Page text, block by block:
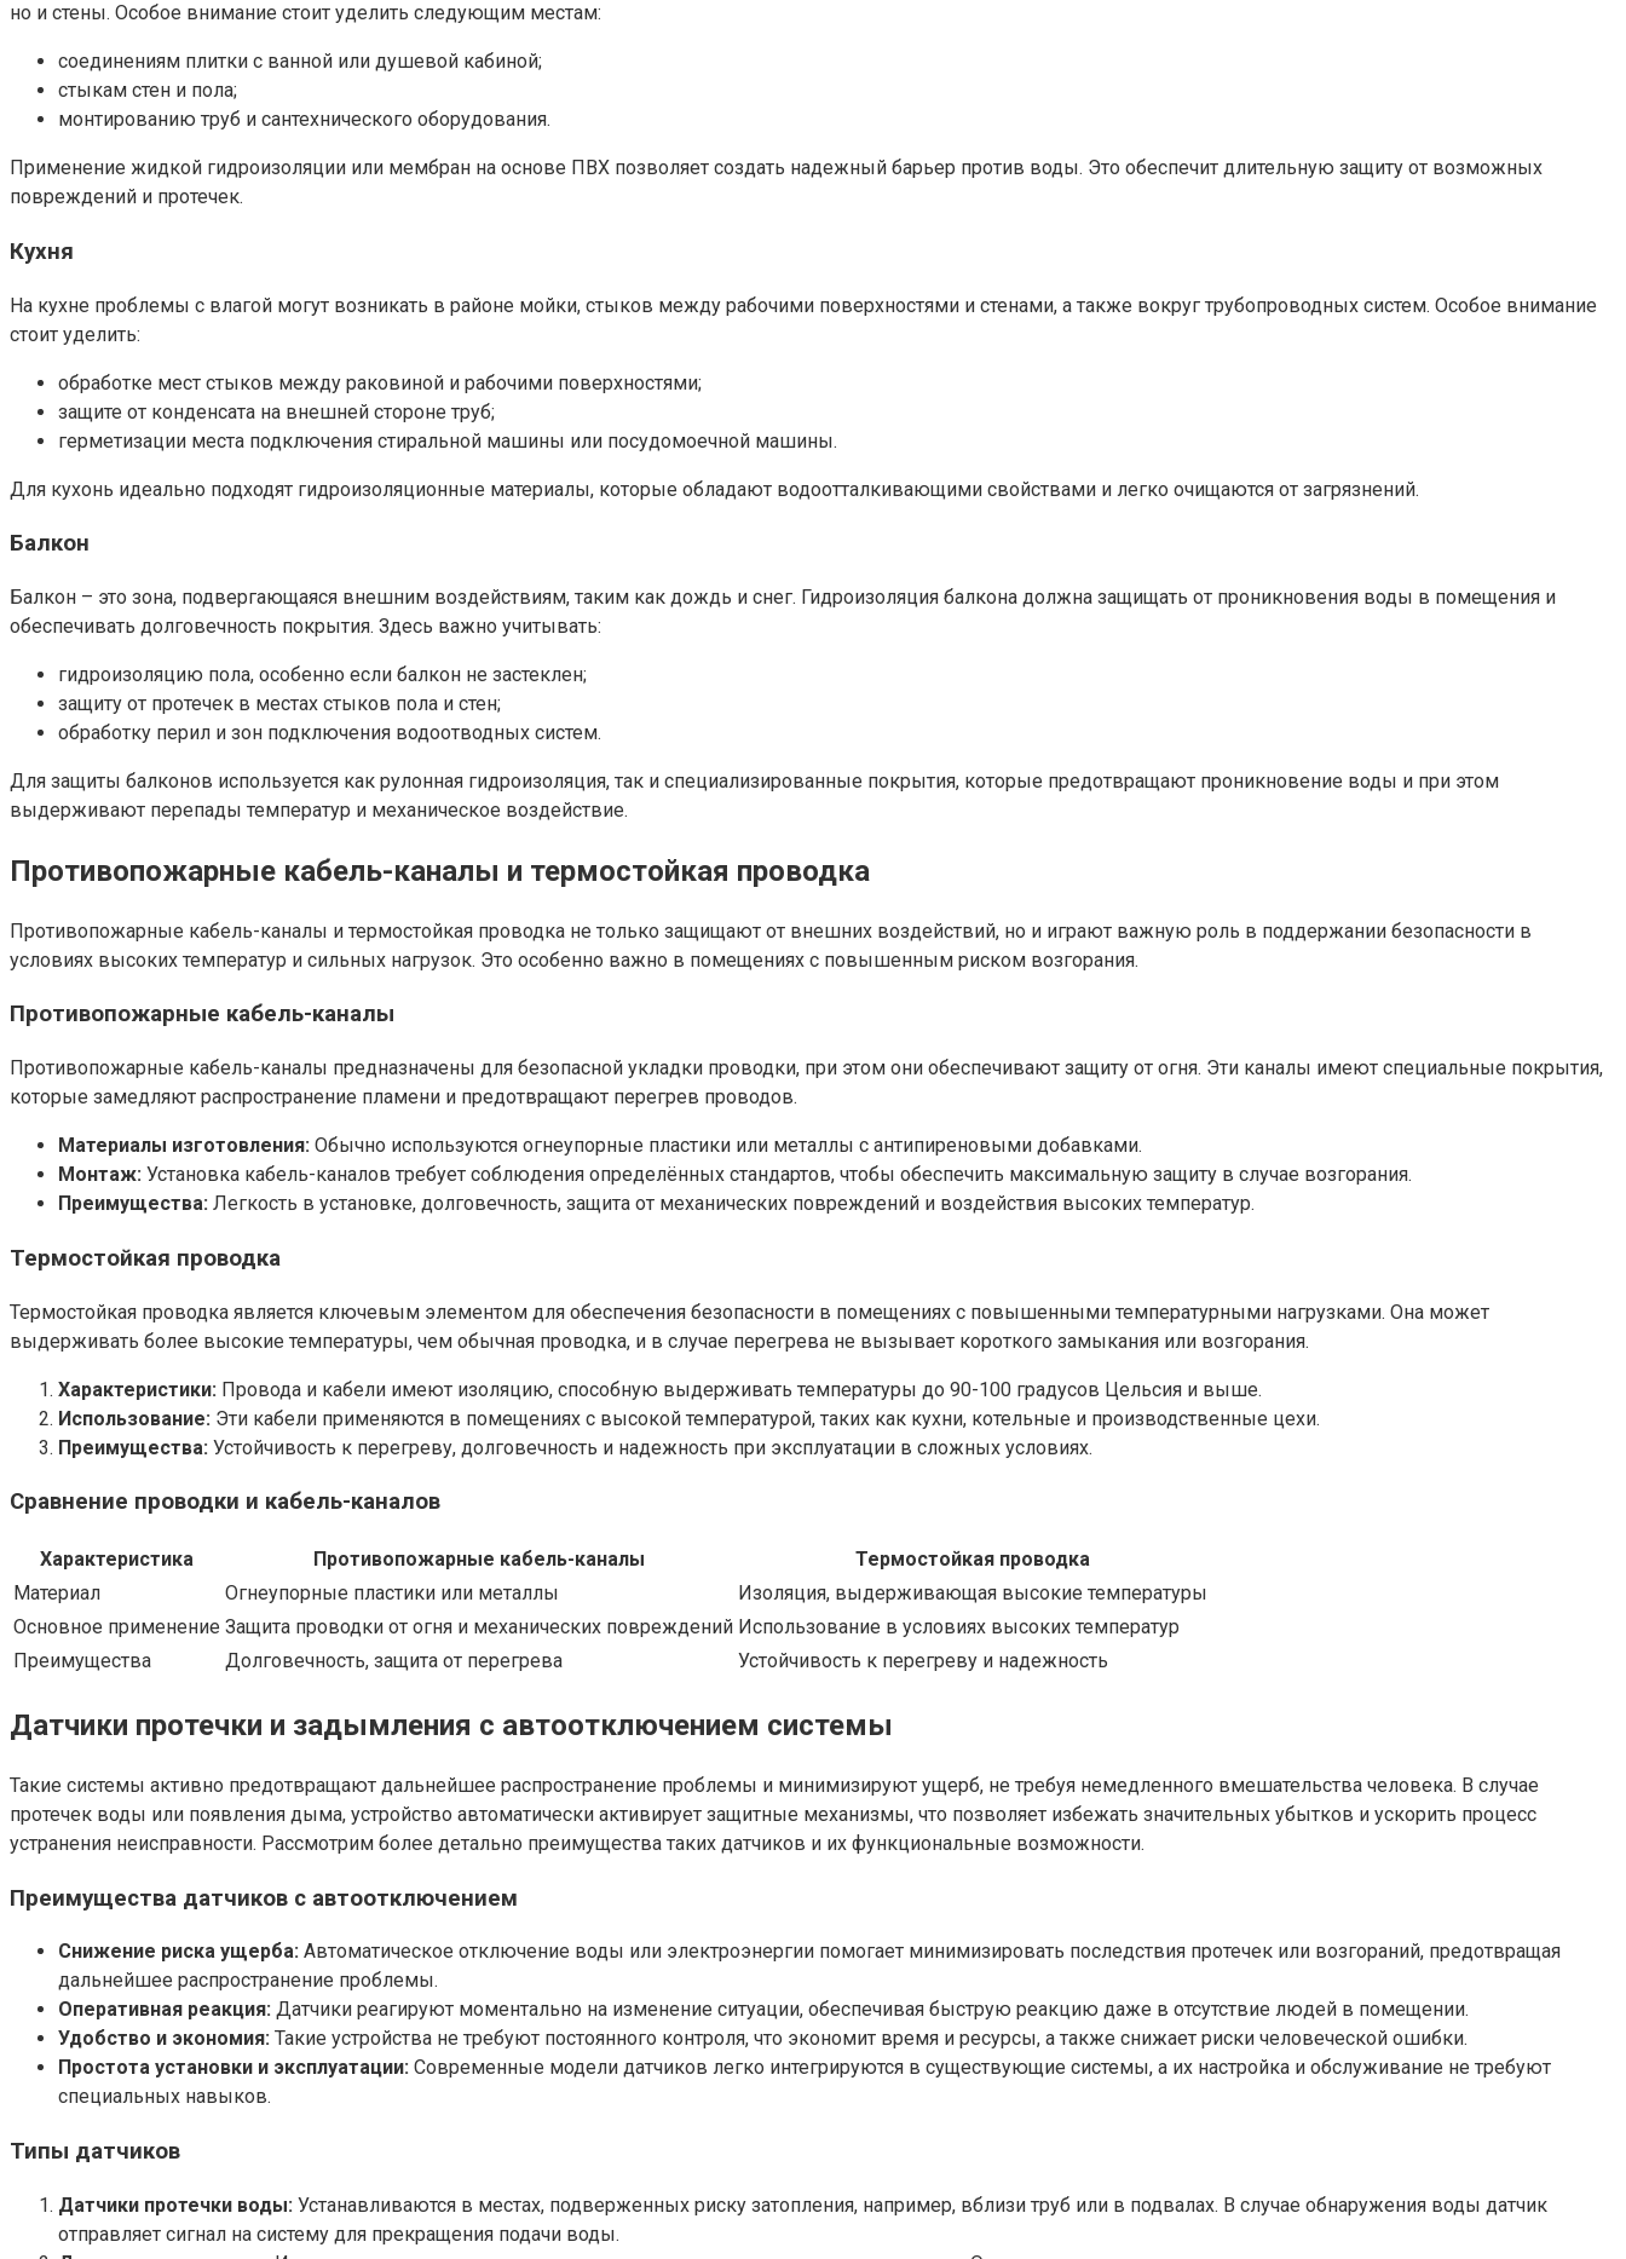
но и стены. Особое внимание стоит уделить следующим местам:
соединениям плитки с ванной или душевой кабиной;
стыкам стен и пола;
монтированию труб и сантехнического оборудования.
Применение жидкой гидроизоляции или мембран на основе ПВХ позволяет создать надежный барьер против воды. Это обеспечит длительную защиту от возможных
повреждений и протечек.
Кухня
На кухне проблемы с влагой могут возникать в районе мойки, стыков между рабочими поверхностями и стенами, а также вокруг трубопроводных систем. Особое внимание
стоит уделить:
обработке мест стыков между раковиной и рабочими поверхностями;
защите от конденсата на внешней стороне труб;
герметизации места подключения стиральной машины или посудомоечной машины.
Для кухонь идеально подходят гидроизоляционные материалы, которые обладают водоотталкивающими свойствами и легко очищаются от загрязнений.
Балкон
Балкон – это зона, подвергающаяся внешним воздействиям, таким как дождь и снег. Гидроизоляция балкона должна защищать от проникновения воды в помещения и
обеспечивать долговечность покрытия. Здесь важно учитывать:
гидроизоляцию пола, особенно если балкон не застеклен;
защиту от протечек в местах стыков пола и стен;
обработку перил и зон подключения водоотводных систем.
Для защиты балконов используется как рулонная гидроизоляция, так и специализированные покрытия, которые предотвращают проникновение воды и при этом
выдерживают перепады температур и механическое воздействие.
Противопожарные кабель-каналы и термостойкая проводка
Противопожарные кабель-каналы и термостойкая проводка не только защищают от внешних воздействий, но и играют важную роль в поддержании безопасности в
условиях высоких температур и сильных нагрузок. Это особенно важно в помещениях с повышенным риском возгорания.
Противопожарные кабель-каналы
Противопожарные кабель-каналы предназначены для безопасной укладки проводки, при этом они обеспечивают защиту от огня. Эти каналы имеют специальные покрытия,
которые замедляют распространение пламени и предотвращают перегрев проводов.
Материалы изготовления: Обычно используются огнеупорные пластики или металлы с антипиреновыми добавками.
Монтаж: Установка кабель-каналов требует соблюдения определённых стандартов, чтобы обеспечить максимальную защиту в случае возгорания.
Преимущества: Легкость в установке, долговечность, защита от механических повреждений и воздействия высоких температур.
Термостойкая проводка
Термостойкая проводка является ключевым элементом для обеспечения безопасности в помещениях с повышенными температурными нагрузками. Она может
выдерживать более высокие температуры, чем обычная проводка, и в случае перегрева не вызывает короткого замыкания или возгорания.
Характеристики: Провода и кабели имеют изоляцию, способную выдерживать температуры до 90-100 градусов Цельсия и выше.
Использование: Эти кабели применяются в помещениях с высокой температурой, таких как кухни, котельные и производственные цехи.
Преимущества: Устойчивость к перегреву, долговечность и надежность при эксплуатации в сложных условиях.
Сравнение проводки и кабель-каналов
Характеристика Противопожарные кабель-каналы
Термостойкая проводка
Материал
Огнеупорные пластики или металлы
Изоляция, выдерживающая высокие температуры
Основное применение Защита проводки от огня и механических повреждений Использование в условиях высоких температур
Преимущества
Долговечность, защита от перегрева Устойчивость к перегреву и надежность
Датчики протечки и задымления с автоотключением системы
Такие системы активно предотвращают дальнейшее распространение проблемы и минимизируют ущерб, не требуя немедленного вмешательства человека. В случае
протечек воды или появления дыма, устройство автоматически активирует защитные механизмы, что позволяет избежать значительных убытков и ускорить процесс
устранения неисправности. Рассмотрим более детально преимущества таких датчиков и их функциональные возможности.
Преимущества датчиков с автоотключением
Снижение риска ущерба: Автоматическое отключение воды или электроэнергии помогает минимизировать последствия протечек или возгораний, предотвращая
дальнейшее распространение проблемы.
Оперативная реакция: Датчики реагируют моментально на изменение ситуации, обеспечивая быструю реакцию даже в отсутствие людей в помещении.
Удобство и экономия: Такие устройства не требуют постоянного контроля, что экономит время и ресурсы, а также снижает риски человеческой ошибки.
Простота установки и эксплуатации: Современные модели датчиков легко интегрируются в существующие системы, а их настройка и обслуживание не требуют
специальных навыков.
Типы датчиков
Датчики протечки воды: Устанавливаются в местах, подверженных риску затопления, например, вблизи труб или в подвалах. В случае обнаружения воды датчик
отправляет сигнал на систему для прекращения подачи воды.